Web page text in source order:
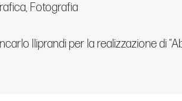
Fotografia
Iliprandi per la realizzazione di